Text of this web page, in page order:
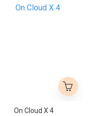
On Cloud X 4